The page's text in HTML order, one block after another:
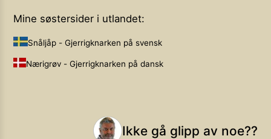
Mine søstersider i utlandet:
Snåljåp - Gjerrigknarken på svensk
Nærigrøv - Gjerrigknarken på dansk
Ikke gå glipp av noe??